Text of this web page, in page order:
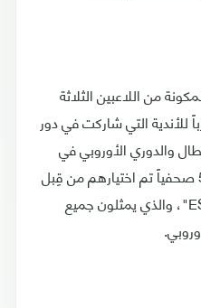
من اللاعبين الثلاثة
رأي بين 80 مدرباً للأندية التي شاركت في دور
والدوري الأوروبي في
الموسم الماضي، فضلاً عن 55 صحفياً تم اختيارهم من قِبل
مجموعة الرياضة الأوروبية "ESM"، والذي يمثلون جميع